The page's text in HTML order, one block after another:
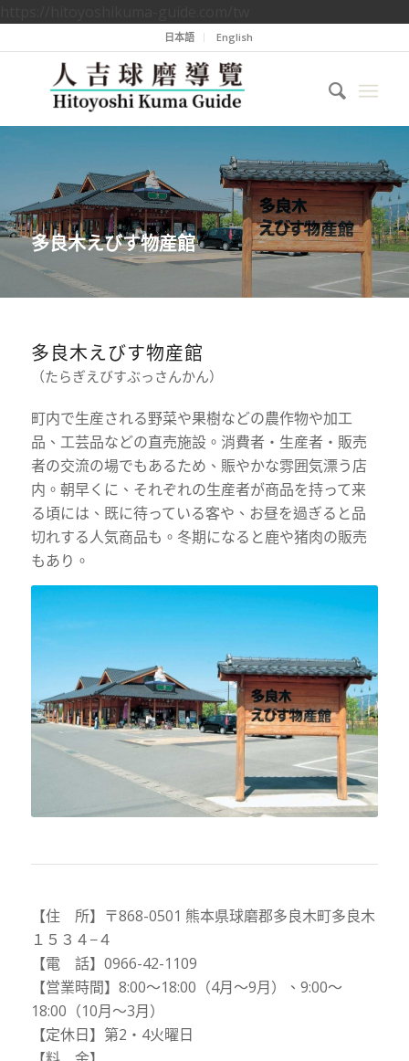
日本語 English
多良木えびす物産館
多良木えびす物産館
（たらぎえびすぶっさんかん）
町内で生産される野菜や果樹などの農作物や加工
品、工芸品などの直売施設。消費者・生産者・販売
者の交流の場でもあるため、賑やかな雰囲気漂う店
内。朝早くに、それぞれの生産者が商品を持って来
る頃には、既に待っている客や、お昼を過ぎると品
切れする人気商品も。冬期になると鹿や猪肉の販売
もあり。
【住 所】〒868-0501 熊本県球磨郡多良木町多良木
１５３４−４
【電 話】0966-42-1109
【営業時間】8:00～18:00（4月～9月）、9:00～
18:00（10月～3月）
【定休日】第2・4火曜日